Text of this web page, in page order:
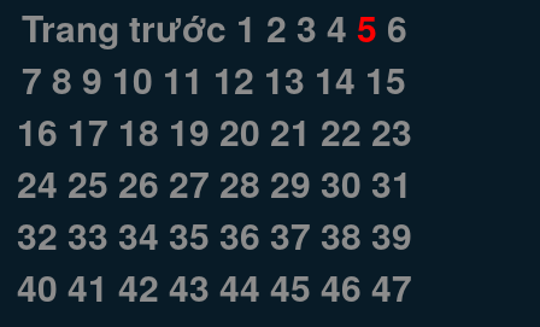
Trang trước 1 2 3 4 5 6
7 8 9 10 11 12 13 14 15
16 17 18 19 20 21 22 23
24 25 26 27 28 29 30 31
32 33 34 35 36 37 38 39
40 41 42 43 44 45 46 47